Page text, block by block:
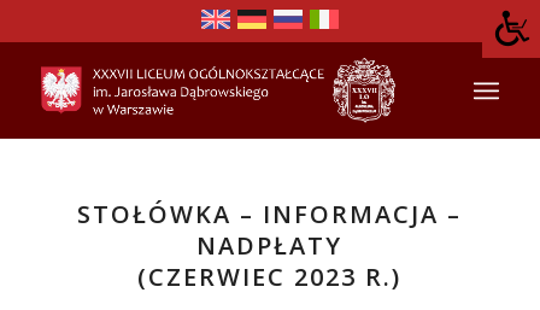
STOŁÓWKA – INFORMACJA –
NADPŁATY
(CZERWIEC 2023 R.)